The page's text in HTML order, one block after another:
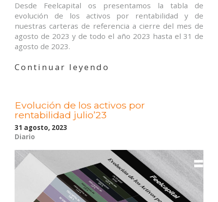
Desde Feelcapital os presentamos la tabla de
evolución de los activos por rentabilidad y de
nuestras carteras de referencia a cierre del mes de
agosto de 2023 y de todo el año 2023 hasta el 31 de
agosto de 2023.
Continuar leyendo
por
Evolución de los activos por
rentabilidad julio’23
31 agosto, 2023
Diario